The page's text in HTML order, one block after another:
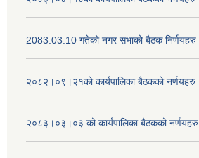
2083.03.10 गतेको नगर सभाको बैठक निर्णयहरु
२०८२।०९।२१को कार्यपालिका बैठकको नर्णयहरु
२०८३।०३।०३ को कार्यपालिका बैठकको नर्णयहरु